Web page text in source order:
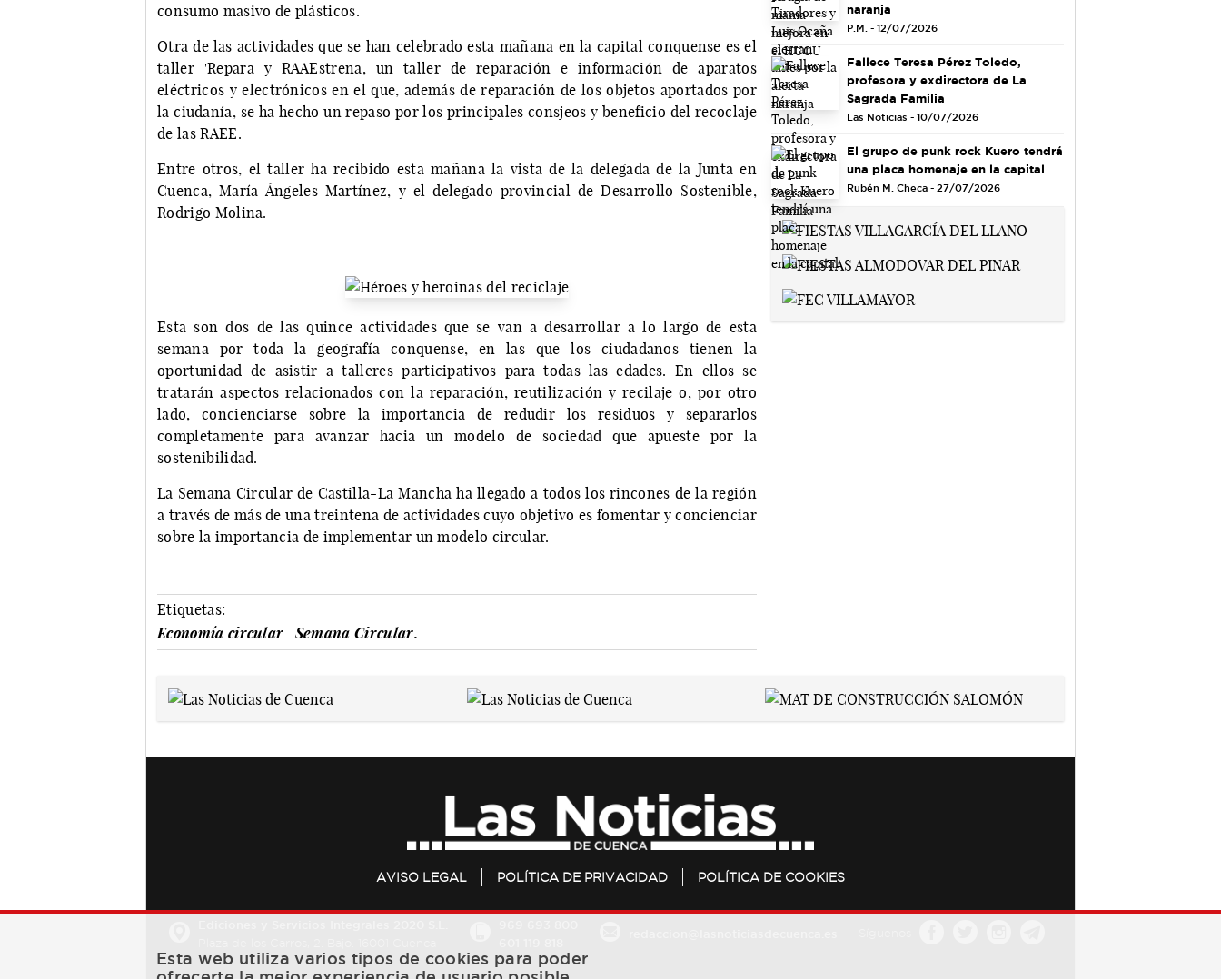
consumo masivo de plásticos.
Otra de las actividades que se han celebrado esta mañana en la capital conquense es el
taller 'Repara y RAAEstrena, un taller de reparación e información de aparatos
eléctricos y electrónicos en el que, además de reparación de los objetos aportados por
la ciudanía, se ha hecho un repaso por los principales consjeos y beneficio del recoclaje
de las RAEE.
Entre otros, el taller ha recibido esta mañana la vista de la delegada de la Junta en
Cuenca, María Ángeles Martínez, y el delegado provincial de Desarrollo Sostenible,
Rodrigo Molina.
Esta son dos de las quince actividades que se van a desarrollar a lo largo de esta
semana por toda la geografía conquense, en las que los ciudadanos tienen la
oportunidad de asistir a talleres participativos para todas las edades. En ellos se
tratarán aspectos relacionados con la reparación, reutilización y recilaje o, por otro
lado, concienciarse sobre la importancia de redudir los residuos y separarlos
completamente para avanzar hacia un modelo de sociedad que apueste por la
sostenibilidad.
La Semana Circular de Castilla-La Mancha ha llegado a todos los rincones de la región
a través de más de una treintena de actividades cuyo objetivo es fomentar y concienciar
sobre la importancia de implementar un modelo circular.
Etiquetas:
Economía circular
Semana Circular.
naranja
P.M. - 12/07/2026
Fallece Teresa Pérez Toledo,
profesora y exdirectora de La
Sagrada Familia
Las Noticias - 10/07/2026
El grupo de punk rock Kuero tendrá
una placa homenaje en la capital
Rubén M. Checa - 27/07/2026
AVISO LEGAL POLÍTICA DE PRIVACIDAD POLÍTICA DE COOKIES
Esta web utiliza varios tipos de cookies para poder